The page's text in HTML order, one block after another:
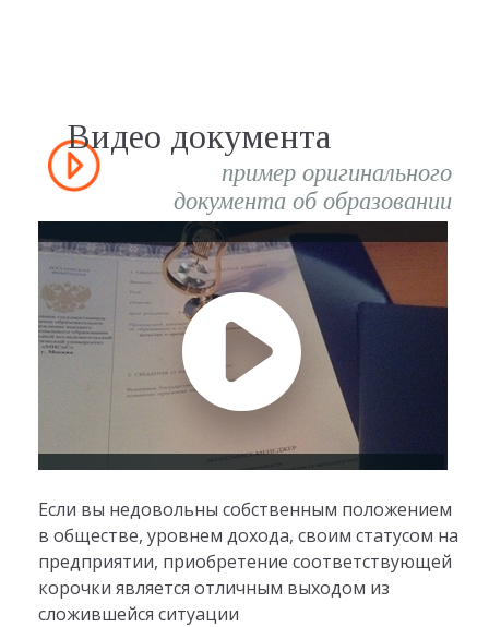
Видео документа
пример оригинального
документа об образовании
Если вы недовольны собственным положением
в обществе, уровнем дохода, своим статусом на
предприятии, приобретение соответствующей
корочки является отличным выходом из
сложившейся ситуации